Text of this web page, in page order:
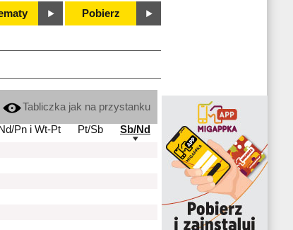
Pobierz
Tabliczka jak na przystanku
Nd/Pn i Wt-Pt
Pt/Sb
Sb/Nd